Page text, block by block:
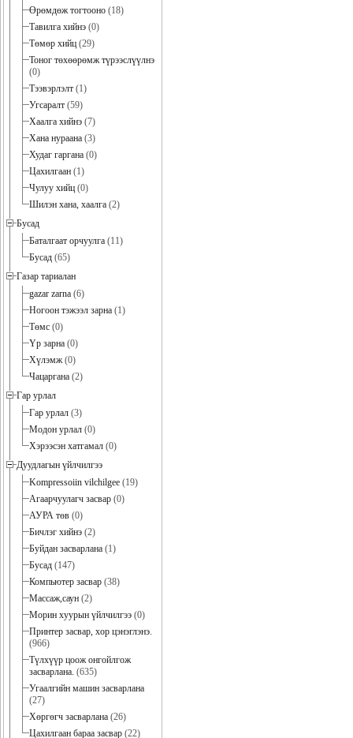
Өрөмдөж тогтооно (18)
Тавилга хийнэ (0)
Төмөр хийц (29)
Тоног төхөөрөмж түрээслүүлнэ
(0)
Тээвэрлэлт (1)
Угсаралт (59)
Хаалга хийнэ (7)
Хана нураана (3)
Худаг гаргана (0)
Цахилгаан (1)
Чулуу хийц (0)
Шилэн хана, хаалга (2)
Бусад
Баталгаат орчуулга (11)
Бусад (65)
Газар тариалан
gazar zarna (6)
Ногоон тэжээл зарна (1)
Төмс (0)
Үр зарна (0)
Хүлэмж(0)
Чацаргана (2)
Гар урлал
Гар урлал (3)
Модон урлал (0)
Хэрээсэн хатгамал (0)
Дуудлагын үйлчилгээ
Kompressoiin vilchilgee (19)
Агаарчуулагч засвар (0)
АУРА төв (0)
Бичлэг хийнэ (2)
Буйдан засварлана (1)
Бусад (147)
Компьютер засвар (38)
Массаж,саун (2)
Морин хуурын үйлчилгээ (0)
Принтер засвар, хор цэнэглэнэ.
(966)
Түлхүүр цоож онгойлгож
засварлана. (635)
Угаалгийн машин засварлана
(27)
Хөргөгч засварлана (26)
Цахилгаан бараа засвар (22)